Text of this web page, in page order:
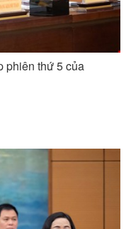
phiên thứ 5 của